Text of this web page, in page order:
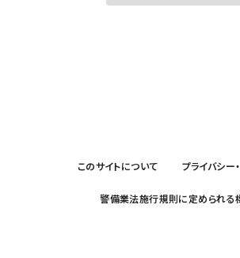
このサイトについて プライバシー
警備業法施行規則に定められる